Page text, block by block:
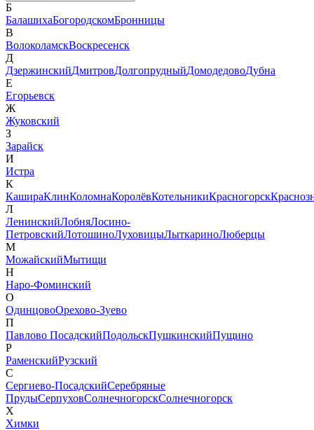
Б
БалашихаБогородскомБронницы
В
ВолоколамскВоскресенск
Д
ДзержинскийДмитровДолгопрудныйДомодедовоДубна
Е
Егорьевск
Ж
Жуковский
З
Зарайск
И
Истра
К
КашираКлинКоломнаКоролёвКотельникиКрасногорск
Л
ЛенинскийЛобняЛосино-
ПетровскийЛотошиноЛуховицыЛыткариноЛюберцы
М
МожайскийМытищи
Н
Наро-Фоминский
О
ОдинцовоОрехово-Зуево
П
Павлово ПосадскийПодольскПушкинскийПущино
Р
РаменскийРузский
С
Сергиево-ПосадскийСеребряные
ПрудыСерпуховСолнечногорскСолнечногорск
Х
Химки